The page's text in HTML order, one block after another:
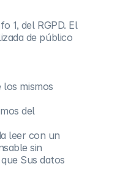
1, del RGPD. El
de público
mismos
del
leer con un
sin
Sus datos